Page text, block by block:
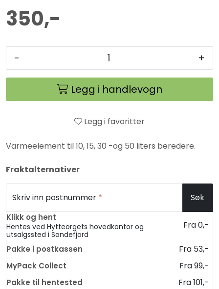
350,-
- +
Legg i handlevogn
Legg i favoritter
Varmeelement til 10, 15, 30 -og 50 liters beredere.
Fraktalternativer
Skriv inn postnummer * Søk
Klikk og hent
Hentes ved Hytteorgets hovedkontor og
utsalgssted i Sandefjord
Fra 0,-
Pakke i postkassen Fra 53,-
MyPack Collect Fra 99,-
Pakke til hentested Fra 101,-